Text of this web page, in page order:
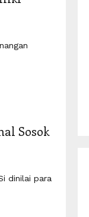
Sosok
dinilai para